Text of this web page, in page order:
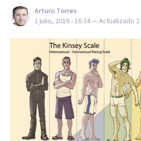
Arturo Torres
1 julio, 2016 - 16:34— Actualizado